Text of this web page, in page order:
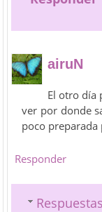
airuN
El otro día
ver por donde
poco
Responder
Respuestas